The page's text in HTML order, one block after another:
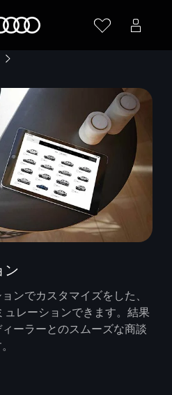
ン
ンでカスタマイズをした、
レーションできます。結果
ーラーとのスムーズな商談